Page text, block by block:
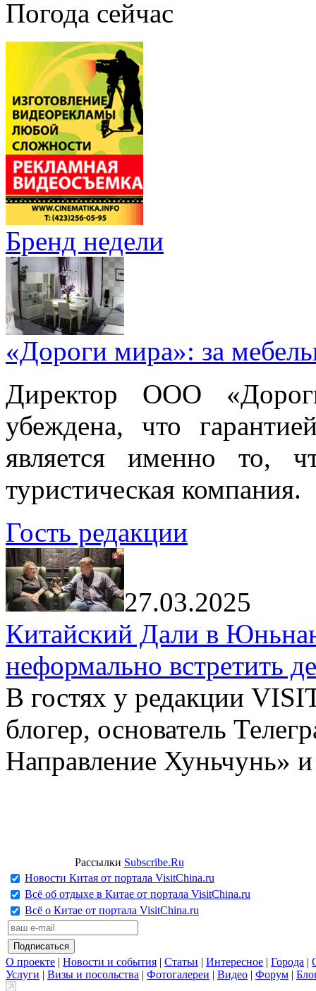
Погода сейчас
Бренд недели
«Дороги мира»: за
Директор ООО
убеждена, что
является именно то,
туристическая компания.
Гость редакции
27.03.2025
Китайский Дали в
неформально встретить
В гостях у редакции
блогер, основатель
Направление Хуньчунь»
Рассылки Subscribe.Ru
Новости Китая от портала VisitChina.ru
Всё об отдыхе в Китае от портала VisitChina.ru
Всё о Китае от портала VisitChina.ru
О проекте | Новости и события | Статьи | Интересное | Города |
Услуги | Визы и посольства | Фотогалереи | Видео | Форум |